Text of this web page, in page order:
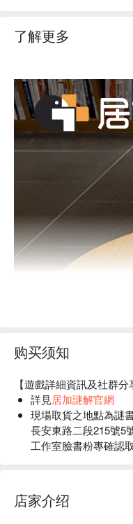
了解更多
购买须知
【遊戲詳細資訊及社群分
詳見居加謎解官網
現場取貨之地點為謎
長安東路二段215號5
工作室臉書粉專確認
店家介绍